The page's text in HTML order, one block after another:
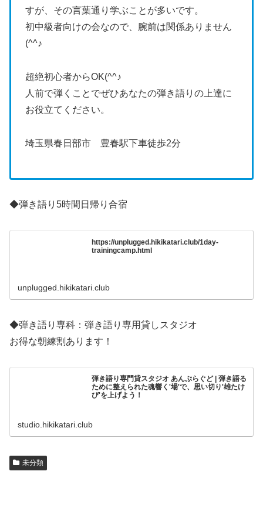
すが、その言葉通り学ぶことが多いです。
初中級者向けの会なので、腕前は関係ありません
(^^♪
超絶初心者からOK(^^♪
人前で弾くことでぜひあなたの弾き語りの上達に
お役立てください。
埼玉県春日部市 豊春駅下車徒歩2分
◆弾き語り5時間日帰り合宿
https://unplugged.hikikatari.club/1day-
trainingcamp.html
unplugged.hikikatari.club
◆弾き語り専科：弾き語り専用貸しスタジオ
お得な朝練割あります！
弾き語り専門貸スタジオ あんぷらぐど | 弾き語る
ために整えられた魂響く'場'で、思い切り'雄たけ
び'を上げよう！
studio.hikikatari.club
未分類